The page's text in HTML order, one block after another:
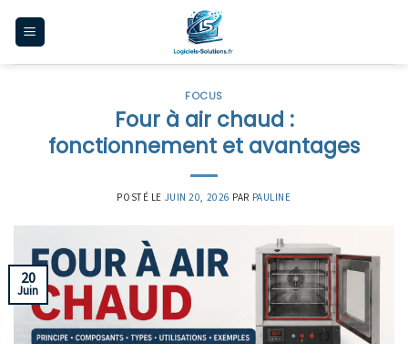
FOCUS
Four à air chaud :
fonctionnement et avantages
POSTÉ LE JUIN 20, 2026 PAR PAULINE
20
Juin